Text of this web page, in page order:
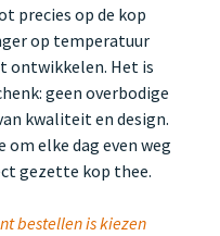
precies op de kop
op temperatuur
ontwikkelen. Het is
geen overbodige
kwaliteit en design.
om elke dag even weg
gezette kop thee.
bestellen is kiezen